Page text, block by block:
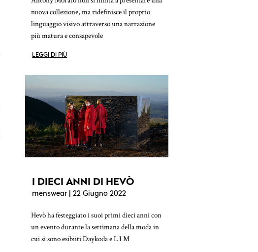
nuova collezione, ma ridefinisce il proprio
linguaggio visivo attraverso una narrazione
più matura e consapevole
LEGGI DI PIÙ
I DIECI ANNI DI HEVÒ
menswear | 22 Giugno 2022
Hevò ha festeggiato i suoi primi dieci anni con
un evento durante la settimana della moda in
cui si sono esibiiti Daykoda e L I M